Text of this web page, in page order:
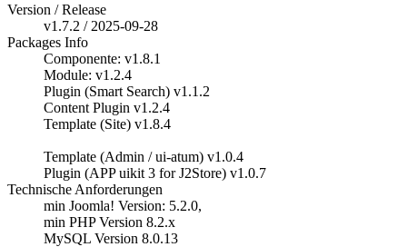
Version / Release
v1.7.2 / 2025-09-28
Packages Info
Componente: v1.8.1
Module: v1.2.4
Plugin (Smart Search) v1.1.2
Content Plugin v1.2.4
Template (Site) v1.8.4
Template (Admin / ui-atum) v1.0.4
Plugin (APP uikit 3 for J2Store) v1.0.7
Technische Anforderungen
min Joomla! Version: 5.2.0,
min PHP Version 8.2.x
MySQL Version 8.0.13